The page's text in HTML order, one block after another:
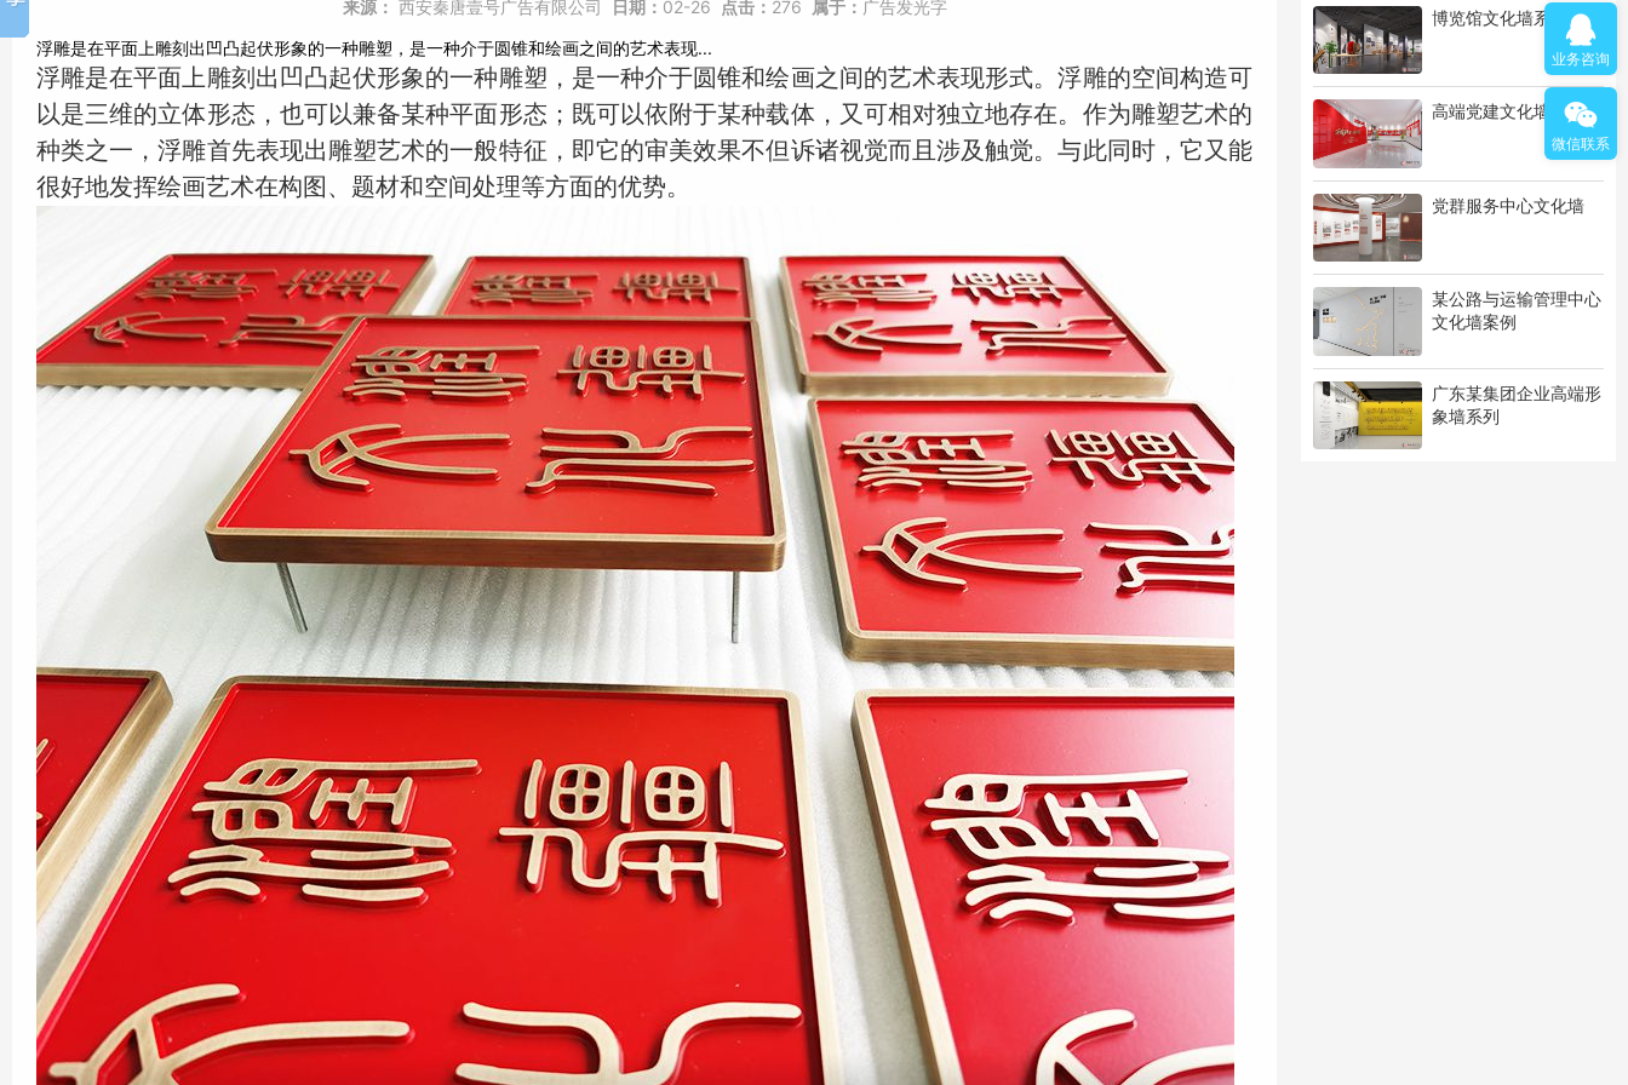
博览馆文化墙系列
高端党建文化墙系列
党群服务中心文化墙
某公路与运输管理中心
文化墙案例
广东某集团企业高端形
象墙系列
来源： 西安秦唐壹号广告有限公司 日期： 02-26 点击： 276 属于： 广告发光字
浮雕是在平面上雕刻出凹凸起伏形象的一种雕塑，是一种介于圆锥和绘画之间的艺术表现...
浮雕是在平面上雕刻出凹凸起伏形象的一种雕塑，是一种介于圆锥和绘画之间的艺术表现形式。浮雕的空间构造可
以是三维的立体形态，也可以兼备某种平面形态；既可以依附于某种载体，又可相对独立地存在。作为雕塑艺术的
种类之一，浮雕首先表现出雕塑艺术的一般特征，即它的审美效果不但诉诸视觉而且涉及触觉。与此同时，它又能
很好地发挥绘画艺术在构图、题材和空间处理等方面的优势。
业务咨询
微信联系